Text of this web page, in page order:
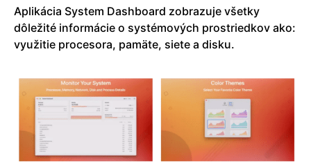
Aplikácia System Dashboard zobrazuje všetky
dôležité informácie o systémových prostriedkov ako:
využitie procesora, pamäte, siete a disku.